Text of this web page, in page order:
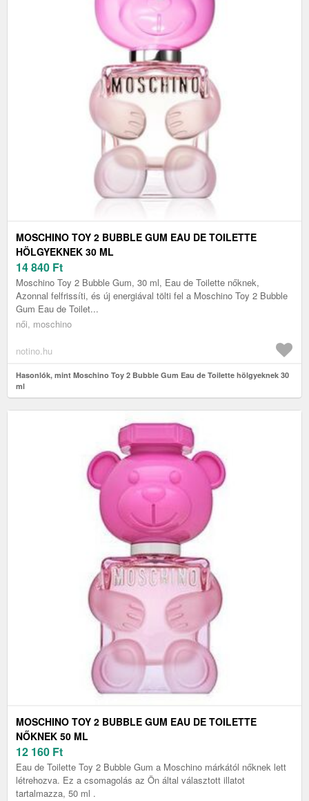
MOSCHINO TOY 2 BUBBLE GUM EAU DE TOILETTE
HÖLGYEKNEK 30 ML
14 840 Ft
Moschino Toy 2 Bubble Gum, 30 ml, Eau de Toilette nőknek,
Azonnal felfrissíti, és új energiával tölti fel a Moschino Toy 2 Bubble
Gum Eau de Toilet...
női, moschino
notino.hu
Hasonlók, mint Moschino Toy 2 Bubble Gum Eau de Toilette hölgyeknek 30
ml
MOSCHINO TOY 2 BUBBLE GUM EAU DE TOILETTE
NŐKNEK 50 ML
12 160 Ft
Eau de Toilette Toy 2 Bubble Gum a Moschino márkától nőknek lett
létrehozva. Ez a csomagolás az Ön által választott illatot
tartalmazza, 50 ml .